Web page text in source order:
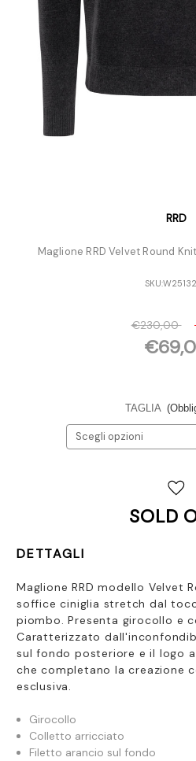
RRD
Maglione RRD Velvet Round
SKU:
€230,00
TAGLIA
SOLD
DETTAGLI
Maglione RRD modello Velvet
soffice ciniglia stretch dal
piombo. Presenta girocollo e
Caratterizzato
sul fondo posteriore e il logo
che completano la creazione
esclusiva.
Girocollo
Colletto arricciato
Filetto arancio sul fondo